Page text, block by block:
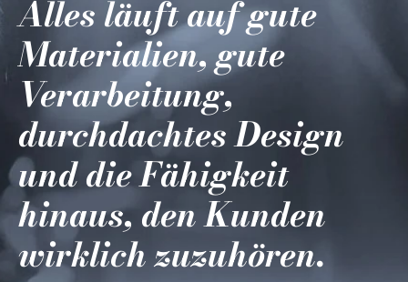
Alles läuft auf gute
Materialien, gute
Verarbeitung,
durchdachtes Design
und die Fähigkeit
hinaus, den Kunden
wirklich zuzuhören.